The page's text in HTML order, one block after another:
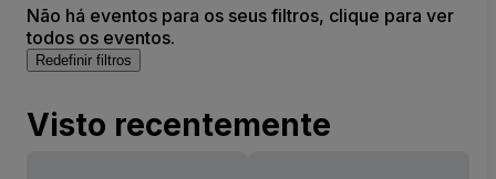
Não há eventos para os seus filtros, clique para ver
todos os eventos.
Redefinir filtros
Visto recentemente